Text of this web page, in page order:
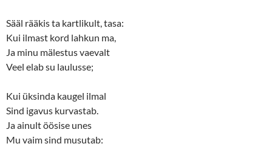
Sääl rääkis ta kartlikult, tasa:
Kui ilmast kord lahkun ma,
Ja minu mälestus vaevalt
Veel elab su laulusse;
Kui üksinda kaugel ilmal
Sind igavus kurvastab.
Ja ainult öösise unes
Mu vaim sind musutab: